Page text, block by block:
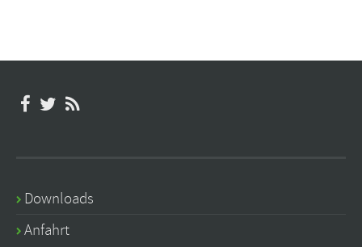
Downloads
Anfahrt